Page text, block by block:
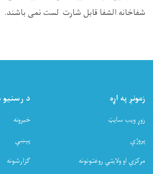
شفاخانه الشفا قابل شارت لست نمی باشند.
زمونږ په اړه
زوړ ویب سایټ
پروژې
مرکزي او ولایتي روغتونونه
د رسنیو
خبرونه
پېښې
ګزارشونه